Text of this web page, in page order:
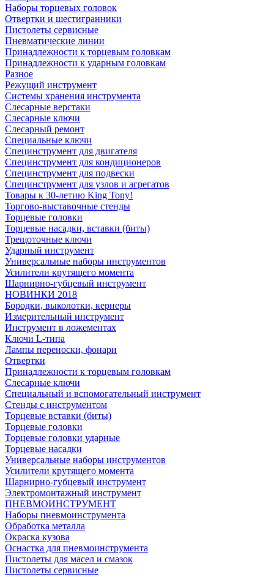
Наборы торцевых головок
Отвертки и шестигранники
Пистолеты сервисные
Пневматические линии
Принадлежности к торцевым головкам
Принадлежности к ударным головкам
Разное
Режущий инструмент
Системы хранения инструмента
Слесарные верстаки
Слесарные ключи
Слесарный ремонт
Специальные ключи
Специнструмент для двигателя
Специнструмент для кондиционеров
Специнструмент для подвески
Специнструмент для узлов и агрегатов
Товары к 30-летию King Tony!
Торгово-выставочные стенды
Торцевые головки
Торцевые насадки, вставки (биты)
Трещоточные ключи
Ударный инструмент
Универсальные наборы инструментов
Усилители крутящего момента
Шарнирно-губцевый инструмент
НОВИНКИ 2018
Бородки, выколотки, кернеры
Измерительный инструмент
Инструмент в ложементах
Ключи L-типа
Лампы переноски, фонари
Отвертки
Принадлежности к торцевым головкам
Слесарные ключи
Специальный и вспомогательный инструмент
Стенды с инструментом
Торцевые вставки (биты)
Торцевые головки
Торцевые головки ударные
Торцевые насадки
Универсальные наборы инструментов
Усилители крутящего момента
Шарнирно-губцевый инструмент
Электромонтажный инструмент
ПНЕВМОИНСТРУМЕНТ
Наборы пневмоинструмента
Обработка металла
Окраска кузова
Оснастка для пневмоинструмента
Пистолеты для масел и смазок
Пистолеты сервисные